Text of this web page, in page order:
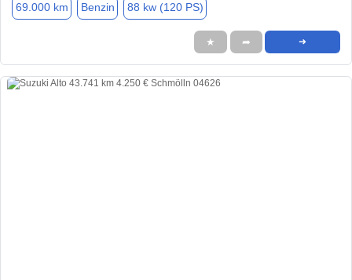
69.000 km Benzin 88 kw (120 PS)
★ ➦ ➜